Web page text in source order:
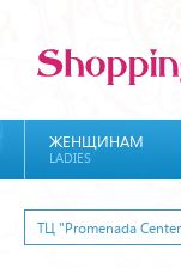
ЖЕНЩИНАМ
LADIES
ТЦ "Promenada